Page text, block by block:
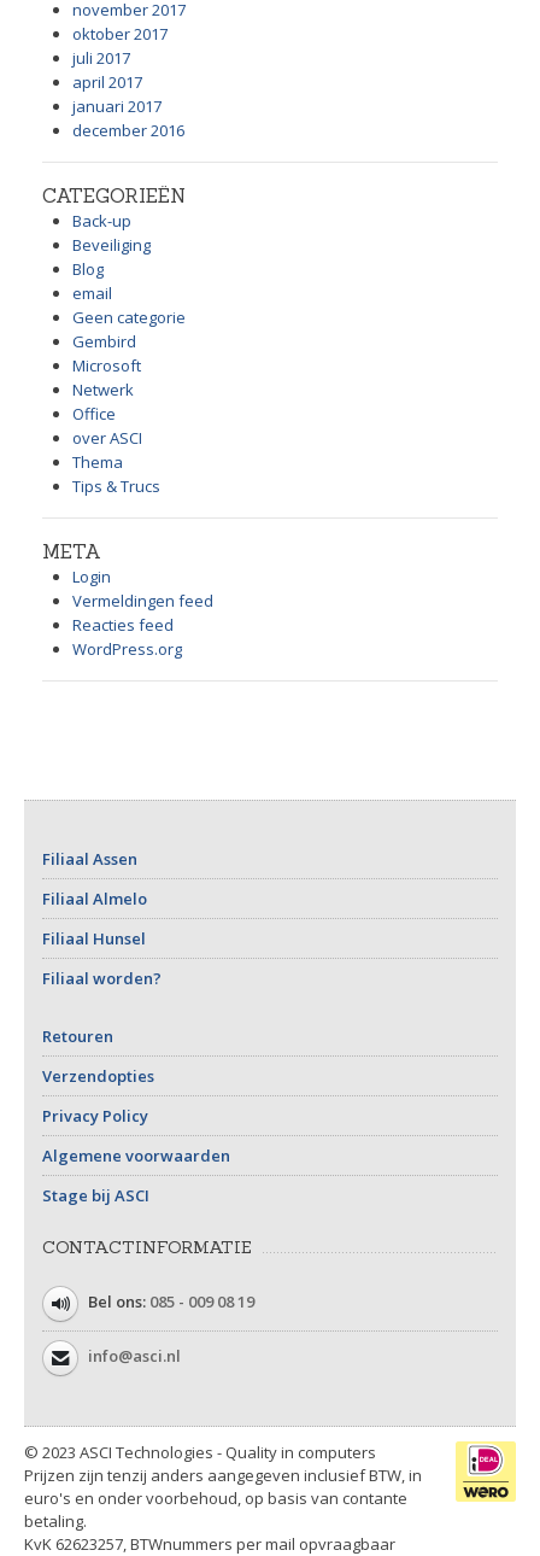
november 2017
oktober 2017
juli 2017
april 2017
januari 2017
december 2016
CATEGORIEËN
Back-up
Beveiliging
Blog
email
Geen categorie
Gembird
Microsoft
Netwerk
Office
over ASCI
Thema
Tips & Trucs
META
Login
Vermeldingen feed
Reacties feed
WordPress.org
Filiaal Assen
Filiaal Almelo
Filiaal Hunsel
Filiaal worden?
Retouren
Verzendopties
Privacy Policy
Algemene voorwaarden
Stage bij ASCI
CONTACTINFORMATIE
Bel ons: 085 - 009 08 19
info@asci.nl
© 2023 ASCI Technologies - Quality in computers
Prijzen zijn tenzij anders aangegeven inclusief BTW, in
euro's en onder voorbehoud, op basis van contante
betaling.
KvK 62623257, BTWnummers per mail opvraagbaar